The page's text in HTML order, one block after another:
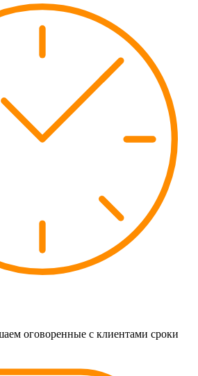
оговоренные с клиентами сроки